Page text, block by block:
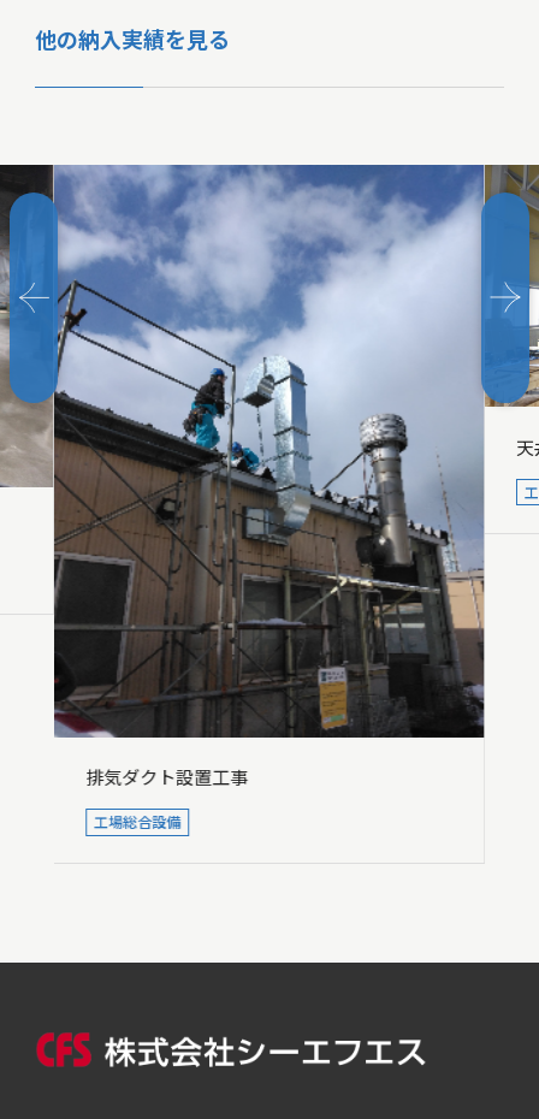
他の納入実績を見る
排気ダクト設置工事
工場総合設備